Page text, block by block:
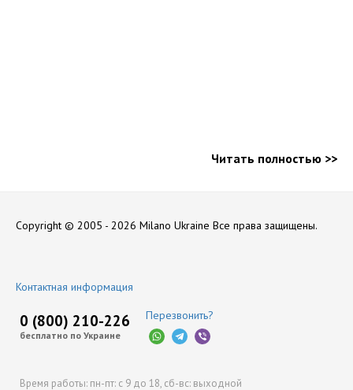
Читать полностью >>
Copyright © 2005 - 2026 Milano Ukraine Все права защищены.
Контактная информация
0 (800) 210-226
бесплатно по Украине
Перезвонить?
Время работы: пн-пт: с 9 до 18, сб-вс: выходной